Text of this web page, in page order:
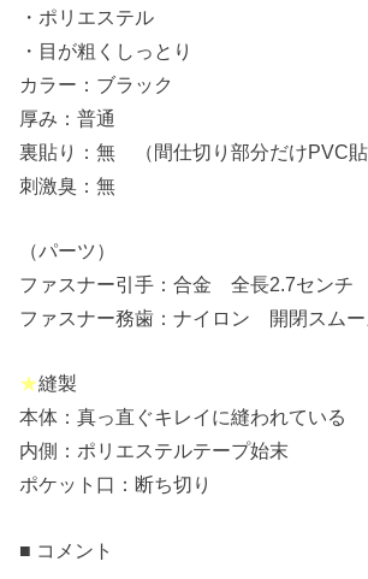
・ポリエステル
・目が粗くしっとり
カラー：ブラック
厚み：普通
裏貼り：無 （間仕切り部分だけPVC貼
刺激臭：無
（パーツ）
ファスナー引手：合金 全長2.7センチ
ファスナー務歯：ナイロン 開閉スム
★縫製
本体：真っ直ぐキレイに縫われている
内側：ポリエステルテープ始末
ポケット口：断ち切り
■ コメント